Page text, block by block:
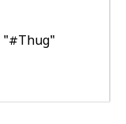
"#Thug"